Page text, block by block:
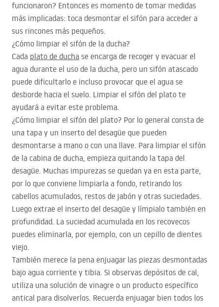
funcionaron? Entonces es momento de tomar medidas
más implicadas: toca desmontar el sifón para acceder a
sus rincones más pequeños.
¿Cómo limpiar el sifón de la ducha?
Cada plato de ducha se encarga de recoger y evacuar el
agua durante el uso de la ducha, pero un sifón atascado
puede dificultarlo e incluso provocar que el agua se
desborde hacia el suelo. Limpiar el sifón del plato te
ayudará a evitar este problema.
¿Cómo limpiar el sifón del plato? Por lo general consta de
una tapa y un inserto del desagüe que pueden
desmontarse a mano o con una llave. Para limpiar el sifón
de la cabina de ducha, empieza quitando la tapa del
desagüe. Muchas impurezas se quedan ya en esta parte,
por lo que conviene limpiarla a fondo, retirando los
cabellos acumulados, restos de jabón y otras suciedades.
Luego extrae el inserto del desagüe y límpialo también en
profundidad. La suciedad acumulada en los recovecos
puedes eliminarla, por ejemplo, con un cepillo de dientes
viejo.
También merece la pena enjuagar las piezas desmontadas
bajo agua corriente y tibia. Si observas depósitos de cal,
utiliza una solución de vinagre o un producto específico
antical para disolverlos. Recuerda enjuagar bien todos los